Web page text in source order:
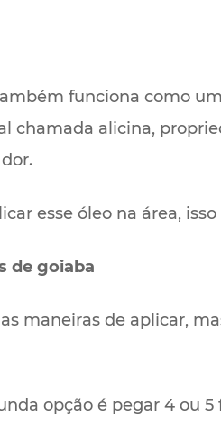
funciona como
chamada alicina,
esse óleo na área,
de goiaba
maneiras de aplicar,
opção é pegar 4 ou